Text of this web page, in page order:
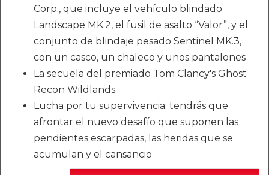
Corp., que incluye el vehículo blindado
Landscape MK.2, el fusil de asalto “Valor”, y el
conjunto de blindaje pesado Sentinel MK.3,
con un casco, un chaleco y unos pantalones
La secuela del premiado Tom Clancy's Ghost
Recon Wildlands
Lucha por tu supervivencia: tendrás que
afrontar el nuevo desafío que suponen las
pendientes escarpadas, las heridas que se
acumulan y el cansancio